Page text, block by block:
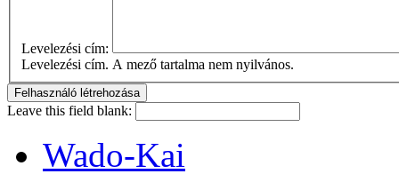
Levelezési cím:
Levelezési cím. A mező tartalma nem nyilvános.
Leave this field blank:
Wado-Kai